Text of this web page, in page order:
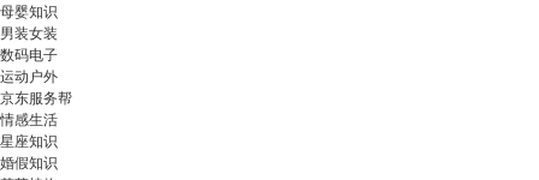
母婴知识
男装女装
数码电子
运动户外
京东服务帮
情感生活
星座知识
婚假知识